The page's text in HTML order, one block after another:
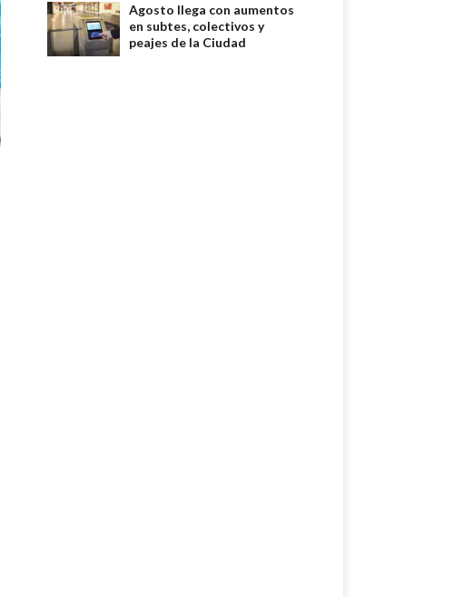
Agosto llega con aumentos
en subtes, colectivos y
peajes de la Ciudad